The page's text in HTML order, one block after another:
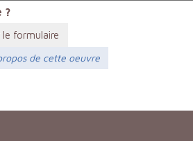
?
le formulaire
de cette oeuvre